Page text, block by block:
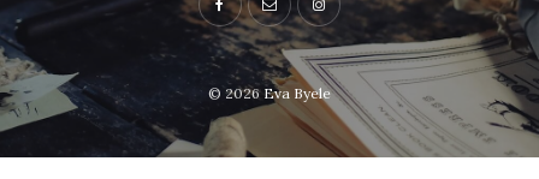
© 2026 Eva Byele